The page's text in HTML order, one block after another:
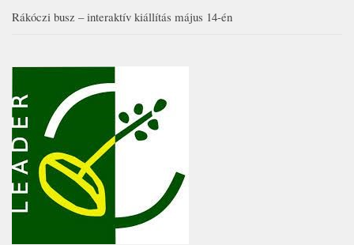
Rákóczi busz – interaktív kiállítás május 14-én